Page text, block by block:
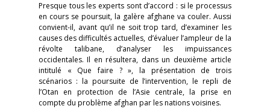
Presque tous les experts sont d’accord : si le processus
en cours se poursuit, la galère afghane va couler. Aussi
convient-il, avant qu’il ne soit trop tard, d’examiner les
causes des difficultés actuelles, d’évaluer l’ampleur de la
révolte talibane, d’analyser les impuissances
occidentales. Il en résultera, dans un deuxième article
intitulé « Que faire ? », la présentation de trois
scénarios : la poursuite de l’intervention, le repli de
l’Otan en protection de l’Asie centrale, la prise en
compte du problème afghan par les nations voisines.